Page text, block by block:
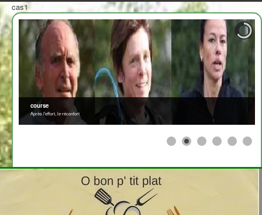
cas1
course
Après l'effort, le réconfort
x